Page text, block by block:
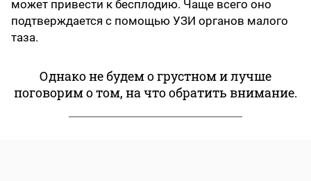
может привести к бесплодию. Чаще всего оно
подтверждается с помощью УЗИ органов малого
таза.
Однако не будем о грустном и лучше
поговорим о том, на что обратить внимание.